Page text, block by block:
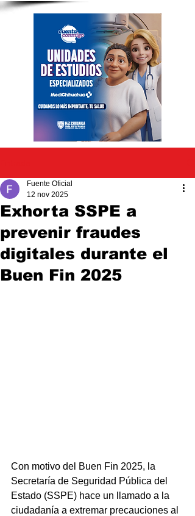
Exhorta SSPE a
prevenir fraudes
digitales durante el
Buen Fin 2025
Fuente Oficial
12 nov 2025
Con motivo del Buen Fin 2025, la
Secretaría de Seguridad Pública del
Estado (SSPE) hace un llamado a la
ciudadanía a extremar precauciones al